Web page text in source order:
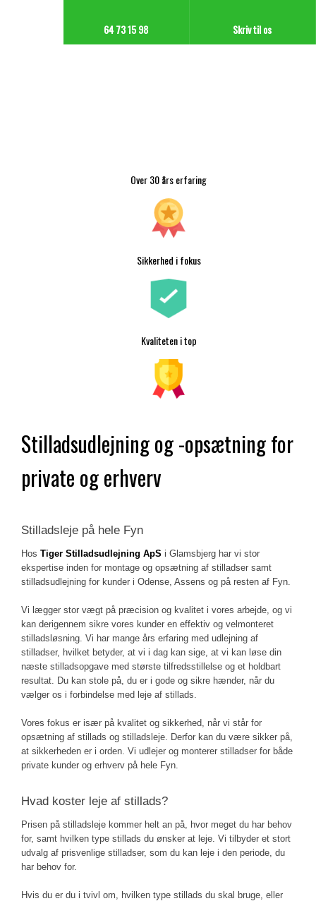
64 73 15 98​ Skriv til os
​Over 30 års erfaring
Sikkerhed i fokus
Kvaliteten i top
Stilladsudlejning og -opsætning for
private og erhverv
Stilladsleje på hele Fyn
​Hos Tiger Stilladsudlejning ApS i Glamsbjerg har vi stor
ekspertise inden for montage og opsætning af stilladser samt
stilladsudlejning for kunder i Odense, Assens og på resten af Fyn.
Vi lægger stor vægt på præcision og kvalitet i vores arbejde, og vi
kan derigennem sikre vores kunder en effektiv og velmonteret
stilladsløsning. Vi har mange års erfaring med udlejning af
stilladser, hvilket betyder, at vi i dag kan sige, at vi kan løse din
næste stilladsopgave med største tilfredsstillelse og et holdbart
resultat. Du kan stole på, du er i gode og sikre hænder, når du
vælger os i forbindelse med leje af stillads.
Vores fokus er især på kvalitet og sikkerhed, når vi står for
opsætning af stillads og stilladsleje. Derfor kan du være sikker på,
at sikkerheden er i orden. Vi udlejer og monterer stilladser for både
private kunder og erhverv på hele Fyn.​
Hvad koster leje af stillads?
Prisen på stilladsleje kommer helt an på, hvor meget du har behov
for, samt hvilken type stillads du ønsker at leje.​ Vi tilbyder et stort
udvalg af prisvenlige stilladser, som du kan leje i den periode, du
har behov for.
Hvis du er du i tvivl om, hvilken type stillads du skal bruge, eller